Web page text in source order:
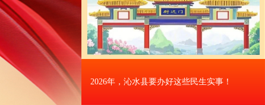
平凡岗位 不凡坚守｜致敬两会幕后奋斗者